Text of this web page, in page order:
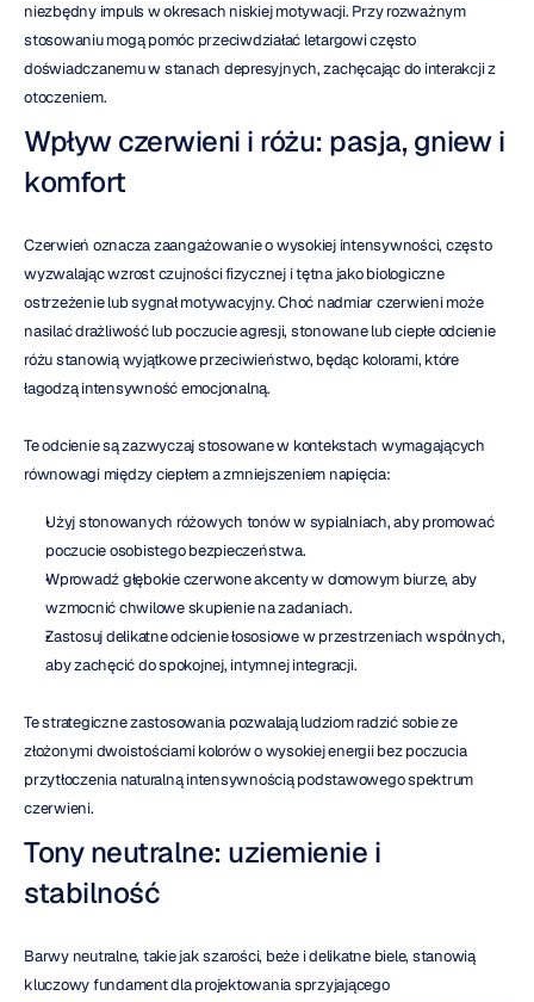
niezbędny impuls w okresach niskiej motywacji. Przy rozważnym
stosowaniu mogą pomóc przeciwdziałać letargowi często
doświadczanemu w stanach depresyjnych, zachęcając do interakcji z
otoczeniem.
Wpływ czerwieni i różu: pasja, gniew i
komfort
Czerwień oznacza zaangażowanie o wysokiej intensywności, często
wyzwalając wzrost czujności fizycznej i tętna jako biologiczne
ostrzeżenie lub sygnał motywacyjny. Choć nadmiar czerwieni może
nasilać drażliwość lub poczucie agresji, stonowane lub ciepłe odcienie
różu stanowią wyjątkowe przeciwieństwo, będąc kolorami, które
łagodzą intensywność emocjonalną.
Te odcienie są zazwyczaj stosowane w kontekstach wymagających
równowagi między ciepłem a zmniejszeniem napięcia:
Użyj stonowanych różowych tonów w sypialniach, aby promować
poczucie osobistego bezpieczeństwa.
Wprowadź głębokie czerwone akcenty w domowym biurze, aby
wzmocnić chwilowe skupienie na zadaniach.
Zastosuj delikatne odcienie łososiowe w przestrzeniach wspólnych,
aby zachęcić do spokojnej, intymnej integracji.
Te strategiczne zastosowania pozwalają ludziom radzić sobie ze
złożonymi dwoistościami kolorów o wysokiej energii bez poczucia
przytłoczenia naturalną intensywnością podstawowego spektrum
czerwieni.
Tony neutralne: uziemienie i
stabilność
Barwy neutralne, takie jak szarości, beże i delikatne biele, stanowią
kluczowy fundament dla projektowania sprzyjającego